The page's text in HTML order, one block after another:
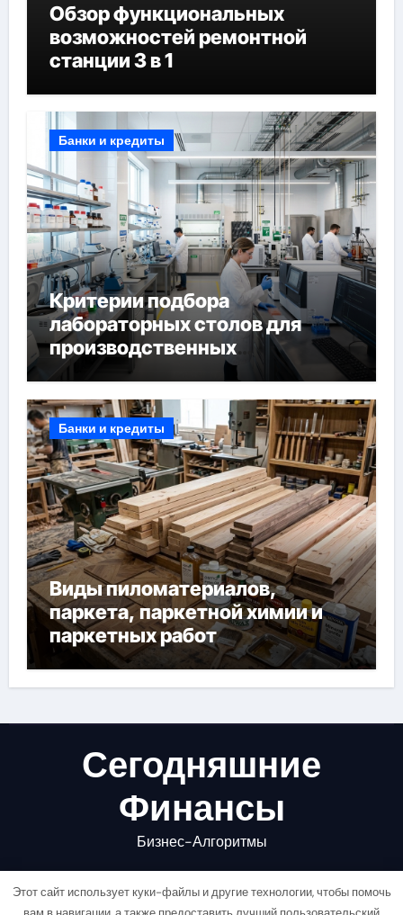
Обзор функциональных
возможностей ремонтной
станции 3 в 1
Банки и кредиты
Критерии подбора
лабораторных столов для
производственных
лабораторий
Банки и кредиты
Виды пиломатериалов,
паркета, паркетной химии и
паркетных работ
Сегодняшние
Финансы
Бизнес-Алгоритмы
Этот сайт использует куки-файлы и другие технологии, чтобы помочь